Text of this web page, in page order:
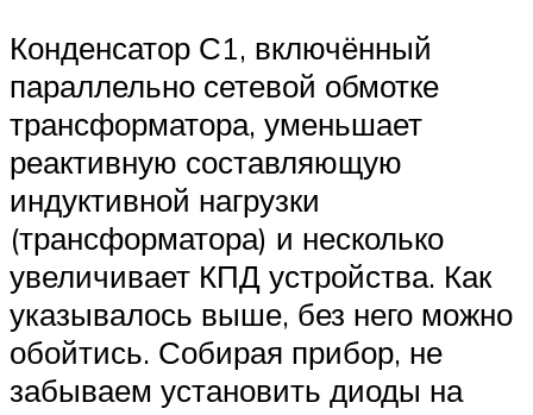
Конденсатор С1, включённый
параллельно сетевой обмотке
трансформатора, уменьшает
реактивную составляющую
индуктивной нагрузки
(трансформатора) и несколько
увеличивает КПД устройства. Как
указывалось выше, без него можно
обойтись. Собирая прибор, не
забываем установить диоды на